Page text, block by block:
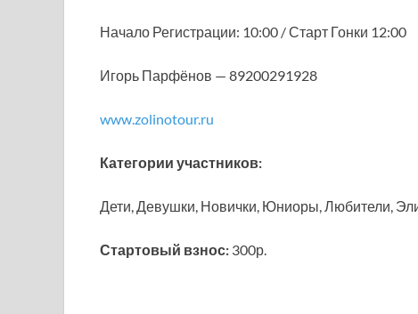
Начало Регистрации: 10:00 / Старт Гонки 12:00
Игорь Парфёнов — 89200291928
www.zolinotour.ru
Категории участников:
Дети, Девушки, Новички, Юниоры, Любители,
Стартовый взнос: 300р.